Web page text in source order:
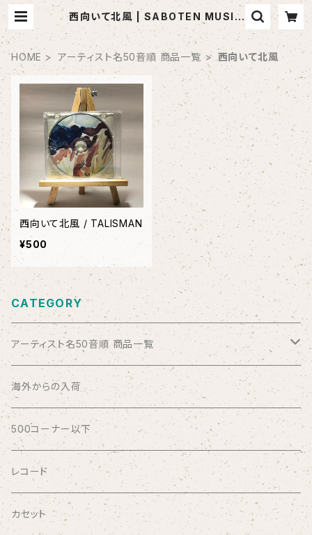
西向いて北風 | SABOTEN MUSIC
(セレクトCDショップ)
HOME アーティスト名50音順 商品一覧 西向いて北風
西向いて北風 / TALISMAN
¥500
CATEGORY
アーティスト名50音順 商品一覧
ABSOLUTE LOSERS
AFRICA
AGU
AIRCRAFT
海外からの入荷
500コーナー以下
レコード
カセット